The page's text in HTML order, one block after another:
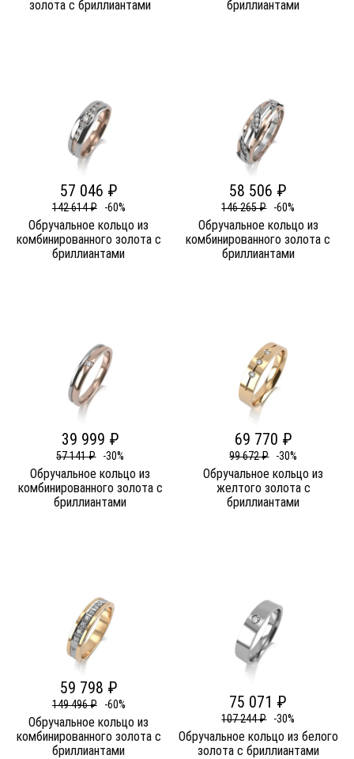
золота c бриллиантами бриллиантами
57 046 ₽
142 614 ₽ -60%
Обручальное кольцо из
комбинированного золота c
бриллиантами
58 506 ₽
146 265 ₽ -60%
Обручальное кольцо из
комбинированного золота c
бриллиантами
39 999 ₽
57 141 ₽ -30%
Обручальное кольцо из
комбинированного золота c
бриллиантами
69 770 ₽
99 672 ₽ -30%
Обручальное кольцо из
желтого золота c
бриллиантами
59 798 ₽
149 496 ₽ -60%
Обручальное кольцо из
комбинированного золота c
бриллиантами
75 071 ₽
107 244 ₽ -30%
Обручальное кольцо из белого
золота c бриллиантами